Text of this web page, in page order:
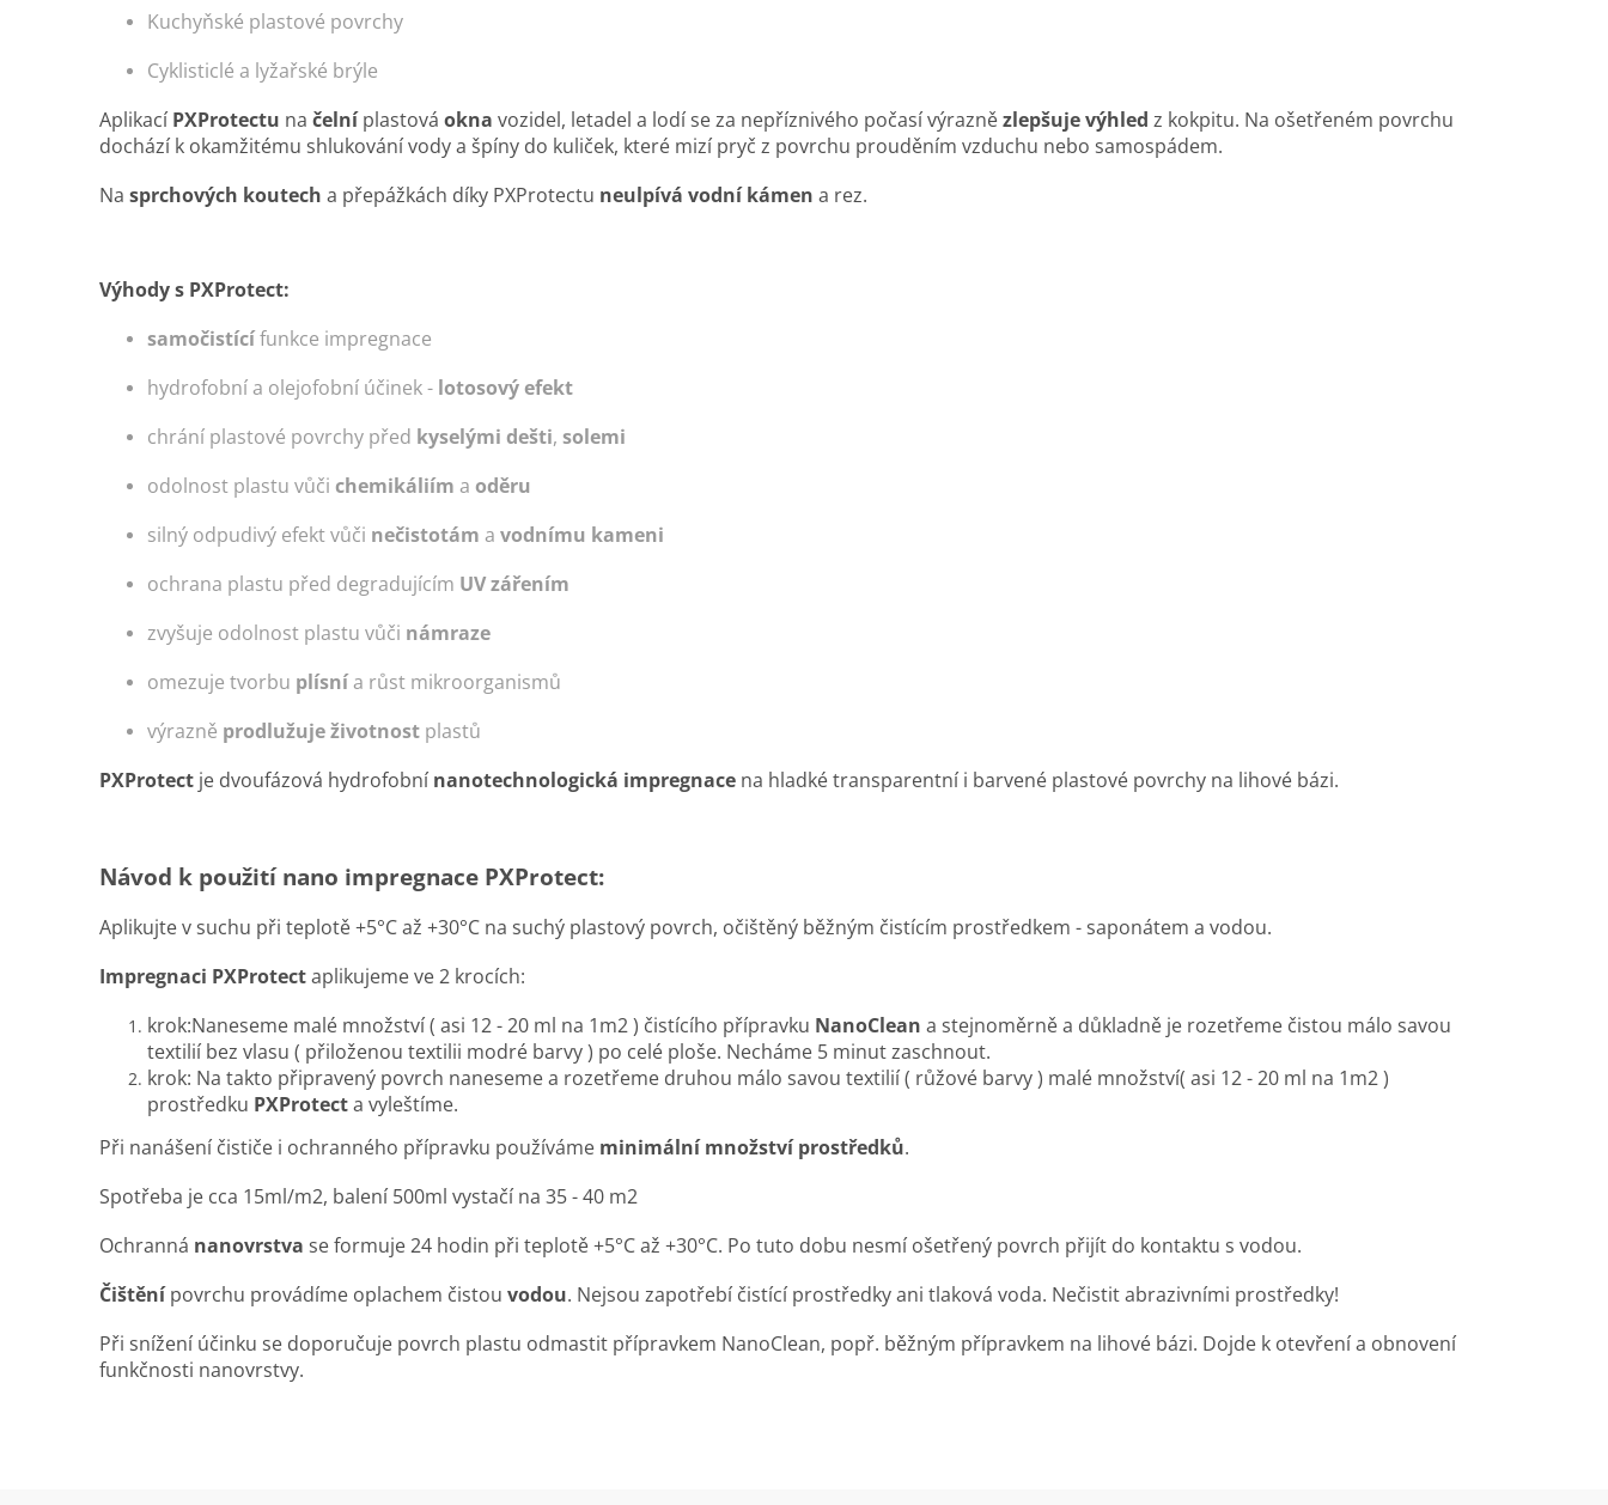
Kuchyňské plastové povrchy
Cyklisticlé a lyžařské brýle
Aplikací PXProtectu na čelníplastová okna vozidel, letadel a lodí se za nepříznivého počasí výraznězlepšuje výhled z kokpitu. Na ošetřeném povrchu
dochází k okamžitému shlukování vody a špíny do kuliček, které mizí pryč z povrchu prouděním vzduchu nebo samospádem.
Na sprchových koutech a přepážkách díky PXProtectu neulpívá vodní kámen a rez.
Výhody s PXProtect:
samočistícífunkce impregnace
hydrofobní a olejofobní účinek - lotosový efekt
chrání plastové povrchy před kyselými dešti, solemi
odolnost plastu vůči chemikáliím a oděru
silný odpudivý efekt vůči nečistotám a vodnímu kameni
ochrana plastu před degradujícím UV zářením
zvyšuje odolnost plastu vůči námraze
omezuje tvorbu plísnía růst mikroorganismů
výrazně prodlužuje životnost plastů
PXProtect je dvoufázová hydrofobní nanotechnologická impregnace na hladké transparentní i barvené plastové povrchy na lihové bázi.
Návod k použití nano impregnace PXProtect:
Aplikujte v suchu při teplotě +5°C až +30°C na suchý plastový povrch, očištěný běžným čistícím prostředkem - saponátem a vodou.
Impregnaci PXProtectaplikujeme ve 2 krocích:
krok:Naneseme malé množství ( asi 12 - 20 ml na 1m2) čistícího přípravku NanoClean a stejnoměrně a důkladně je rozetřeme čistou málo savou
textilií bez vlasu ( přiloženou textilii modré barvy ) po celé ploše. Necháme 5 minut zaschnout.
krok: Na takto připravený povrch naneseme a rozetřeme druhou málo savou textilií ( růžové barvy ) malé množství( asi 12 - 20 ml na 1m2)
prostředku PXProtecta vyleštíme.
Při nanášení čističe i ochranného přípravku používáme minimální množství prostředků.
Spotřeba je cca 15ml/m2, balení 500ml vystačí na 35 - 40 m2
Ochranná nanovrstva se formuje 24 hodin při teplotě +5°C až +30°C. Po tuto dobu nesmí ošetřený povrch přijít do kontaktu s vodou.
Čištěnípovrchu provádíme oplachem čistou vodou. Nejsou zapotřebí čistící prostředky ani tlaková voda. Nečistit abrazivními prostředky!
Při snížení účinku se doporučuje povrch plastu odmastit přípravkem NanoClean, popř. běžným přípravkem na lihové bázi. Dojde k otevření a obnovení
funkčnosti nanovrstvy.